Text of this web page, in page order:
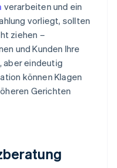
verarbeiten und ein
vorliegt, sollten
ziehen –
und Kunden Ihre
aber eindeutig
können Klagen
Gerichten